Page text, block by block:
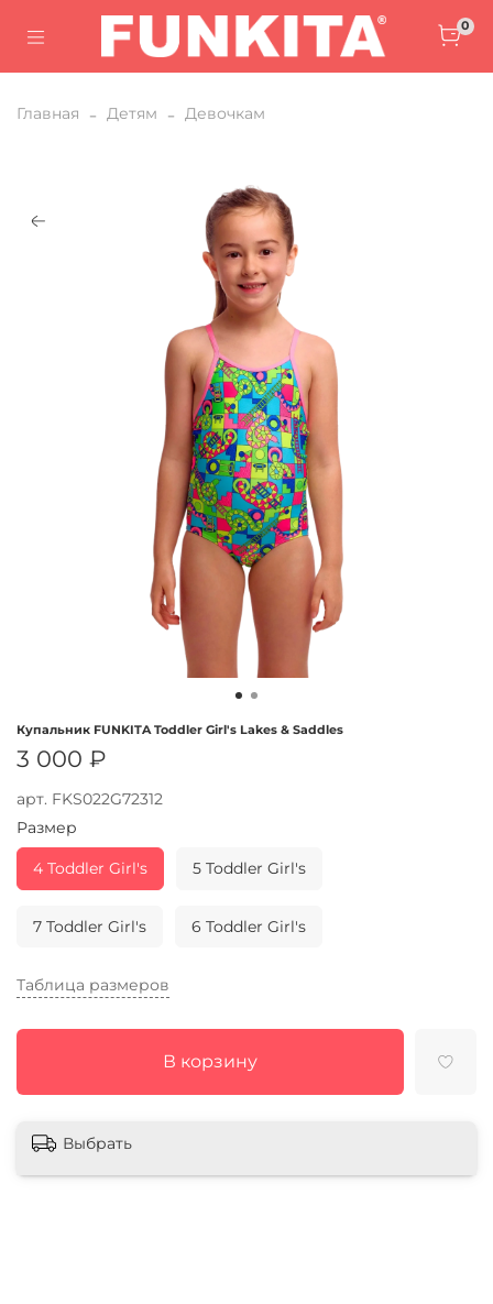
0
Главная Детям Девочкам
арт. FKS022G72312
Купальник FUNKITA Toddler Girl's Lakes & Saddles
3 000 ₽
Таблица размеров
В корзину
Размер
4 Toddler Girl's 5 Toddler Girl's
7 Toddler Girl's 6 Toddler Girl's
Выбрать